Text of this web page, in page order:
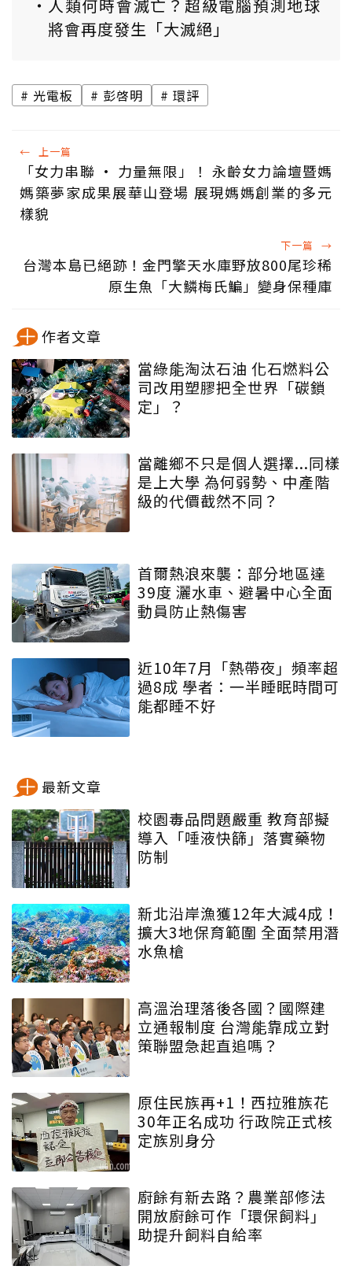
人類何時會滅亡？超級電腦預測地球
將會再度發生「大滅絕」
光電板 彭啓明 環評
← 上一篇
「女力串聯 · 力量無限」！ 永齡女力論壇暨媽
媽築夢家成果展華山登場 展現媽媽創業的多元
樣貌
下一篇 →
台灣本島已絕跡！金門擎天水庫野放800尾珍稀
原生魚「大鱗梅氏鯿」變身保種庫
作者文章
當綠能淘汰石油 化石燃料公
司改用塑膠把全世界「碳鎖
定」？
當離鄉不只是個人選擇...同樣
是上大學 為何弱勢、中產階
級的代價截然不同？
首爾熱浪來襲：部分地區達
39度 灑水車、避暑中心全面
動員防止熱傷害
近10年7月「熱帶夜」頻率超
過8成 學者：一半睡眠時間可
能都睡不好
最新文章
校園毒品問題嚴重 教育部擬
導入「唾液快篩」落實藥物
防制
新北沿岸漁獲12年大減4成！
擴大3地保育範圍 全面禁用潛
水魚槍
高溫治理落後各國？國際建
立通報制度 台灣能靠成立對
策聯盟急起直追嗎？
原住民族再+1！西拉雅族花
30年正名成功 行政院正式核
定族別身分
廚餘有新去路？農業部修法
開放廚餘可作「環保飼料」
助提升飼料自給率